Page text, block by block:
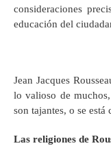
consideraciones
educación del
Jean Jacques
lo valioso de
son tajantes, o se
Las religiones de